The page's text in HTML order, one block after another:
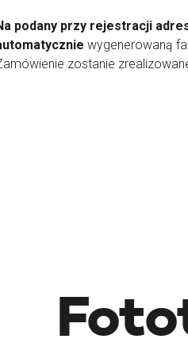
podany przy rejestracji
wygenerowaną
zostanie